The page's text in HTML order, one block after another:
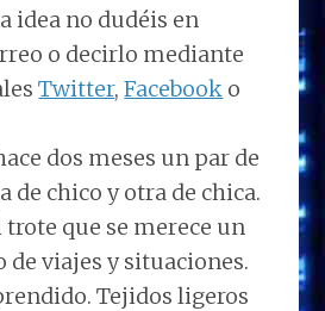
idea no dudéis en
o decirlo mediante
Twitter,Facebook o
dos meses un par de
de chico y otra de chica.
trote que se merece un
de viajes y situaciones.
Tejidos ligeros